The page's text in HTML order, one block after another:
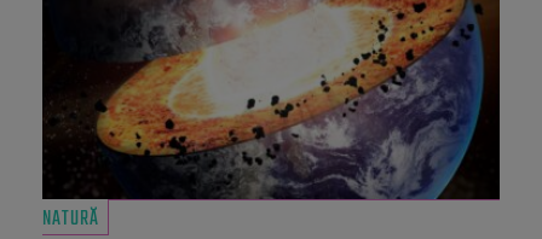
NATURĂ